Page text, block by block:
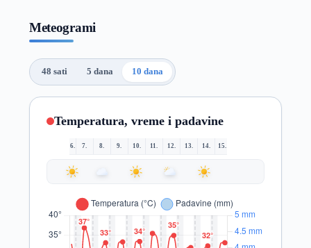
Meteogrami
48 sati 5 dana 10 dana
Temperatura, vreme i padavine
6. 7. 8. 9. 10. 11. 12. 13. 14. 15.